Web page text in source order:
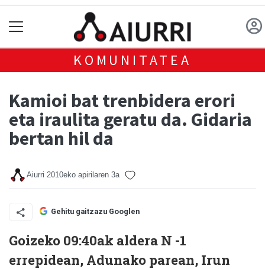
KOMUNITATEA
Kamioi bat trenbidera erori
eta iraulita geratu da. Gidaria
bertan hil da
Aiurri 2010eko apirilaren 3a
Gehitu gaitzazu Googlen
Goizeko 09:40ak aldera N -1
errepidean, Adunako parean, Irun